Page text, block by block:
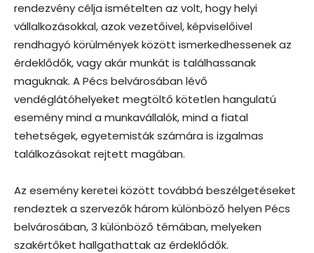
rendezvény célja ismételten az volt, hogy helyi
vállalkozásokkal, azok vezetőivel, képviselőivel
rendhagyó körülmények között ismerkedhessenek az
érdeklődők, vagy akár munkát is találhassanak
maguknak. A Pécs belvárosában lévő
vendéglátóhelyeket megtöltő kötetlen hangulatú
esemény mind a munkavállalók, mind a fiatal
tehetségek, egyetemisták számára is izgalmas
találkozásokat rejtett magában.
Az esemény keretei között továbbá beszélgetéseket
rendeztek a szervezők három különböző helyen Pécs
belvárosában, 3 különböző témában, melyeken
szakértőket hallgathattak az érdeklődők.